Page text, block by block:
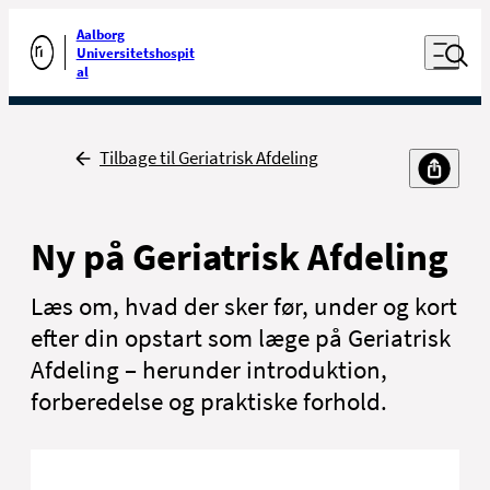
Gå til forsiden
Aalborg
Universitetshospit
al
Åben
Udfør søgning
Tilbage
Tilbage til Geriatrisk Afdeling
Ny på Geriatrisk Afdeling
Læs om, hvad der sker før, under og kort
efter din opstart som læge på Geriatrisk
Afdeling – herunder introduktion,
forberedelse og praktiske forhold.